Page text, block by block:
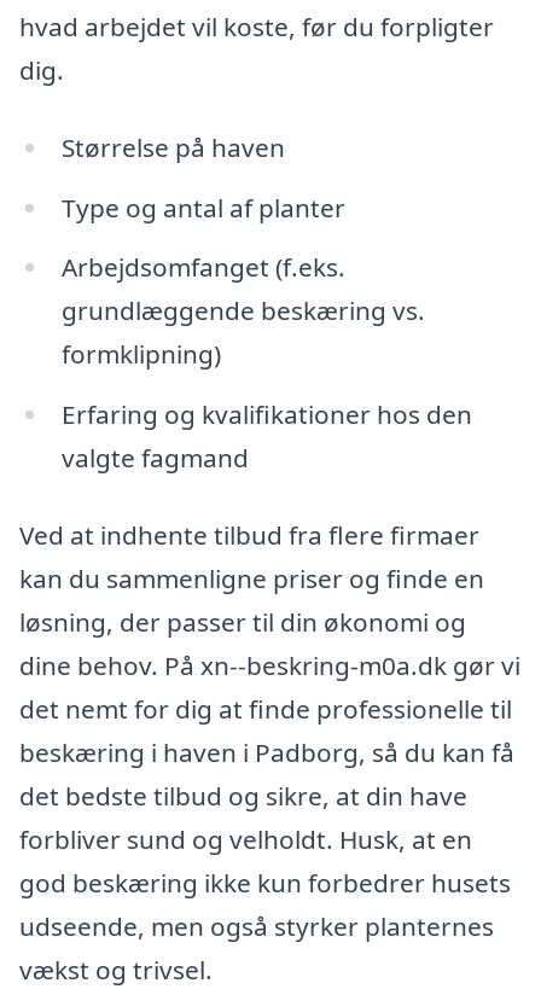
hvad arbejdet vil koste, før du forpligter
dig.
Størrelse på haven
Type og antal af planter
Arbejdsomfanget (f.eks.
grundlæggende beskæring vs.
formklipning)
Erfaring og kvalifikationer hos den
valgte fagmand
Ved at indhente tilbud fra flere firmaer
kan du sammenligne priser og finde en
løsning, der passer til din økonomi og
dine behov. På xn--beskring-m0a.dk gør vi
det nemt for dig at finde professionelle til
beskæring i haven i Padborg, så du kan få
det bedste tilbud og sikre, at din have
forbliver sund og velholdt. Husk, at en
god beskæring ikke kun forbedrer husets
udseende, men også styrker planternes
vækst og trivsel.